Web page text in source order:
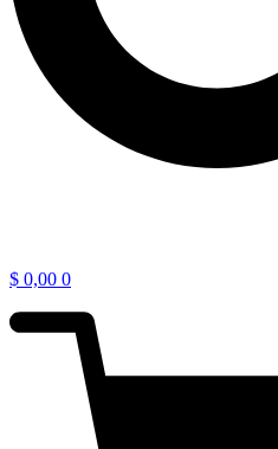
$ 0,00 0